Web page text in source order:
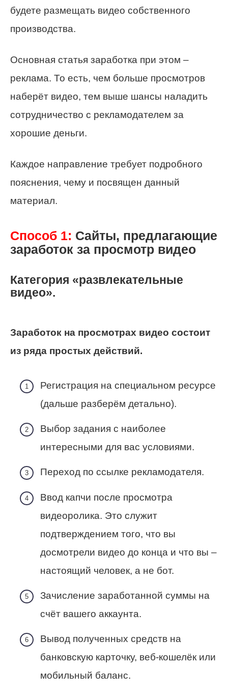
будете размещать видео собственного
производства.
Основная статья заработка при этом –
реклама. То есть, чем больше просмотров
наберёт видео, тем выше шансы наладить
сотрудничество с рекламодателем за
хорошие деньги.
Каждое направление требует подробного
пояснения, чему и посвящен данный
материал.
Способ 1: Сайты, предлагающие
заработок за просмотр видео
Категория «развлекательные
видео».
Заработок на просмотрах видео состоит
из ряда простых действий.
Регистрация на специальном ресурсе
(дальше разберём детально).
Выбор задания с наиболее
интересными для вас условиями.
Переход по ссылке рекламодателя.
Ввод капчи после просмотра
видеоролика. Это служит
подтверждением того, что вы
досмотрели видео до конца и что вы –
настоящий человек, а не бот.
Зачисление заработанной суммы на
счёт вашего аккаунта.
Вывод полученных средств на
банковскую карточку, веб-кошелёк или
мобильный баланс.